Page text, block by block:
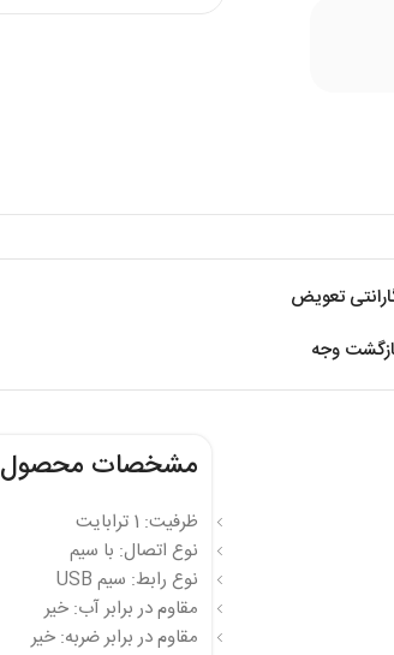
مشخصات محصول
ظرفیت: 1 ترابایت
نوع اتصال: با سیم
نوع رابط: سیم USB
مقاوم در برابر آب: خیر
مقاوم در برابر ضربه: خیر